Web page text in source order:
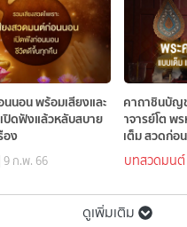
นอน พร้อมเสียงและ
อง
| 9 ก.พ. 66
คาถาชินบัญ
าจารย์โต พรหมรังสี แ
เต็ม สวดก่อ
บทสวดมนต์
ดูเพิ่มเติม